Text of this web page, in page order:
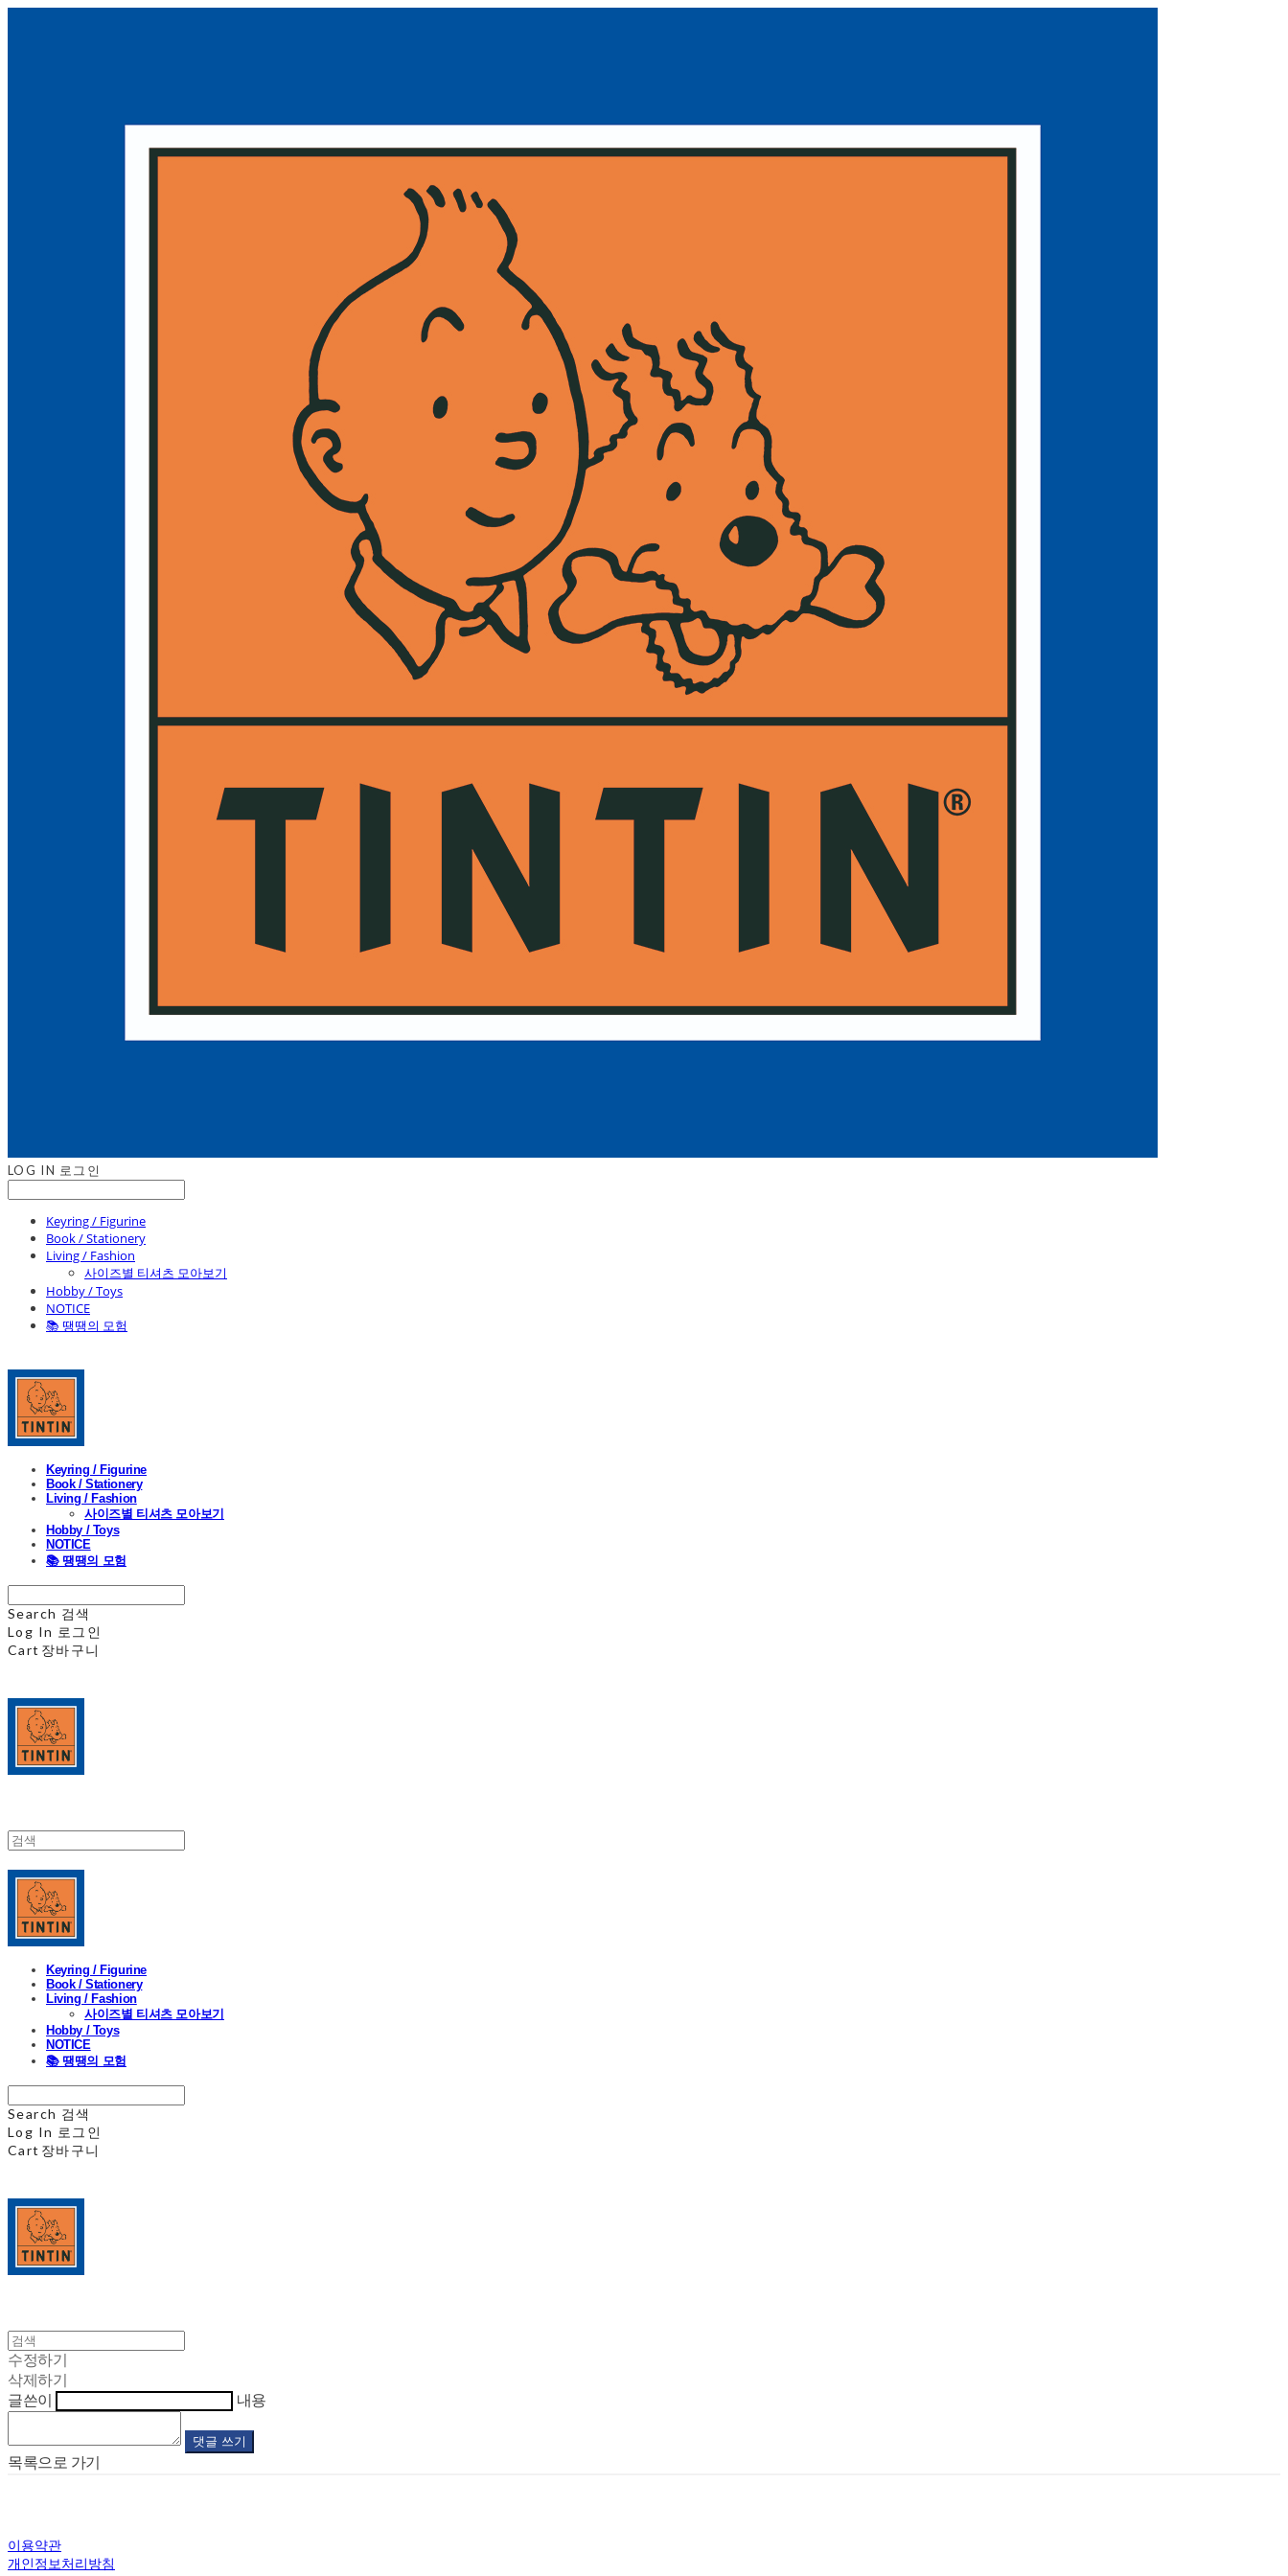
LOG IN 로그인
Keyring / Figurine
Book / Stationery
Living / Fashion
사이즈별 티셔츠 모아보기
Hobby / Toys
NOTICE
📚 땡땡의 모험
Keyring / Figurine
Book / Stationery
Living / Fashion
사이즈별 티셔츠 모아보기
Hobby / Toys
NOTICE
📚 땡땡의 모험
Search 검색
Log In 로그인
Cart 장바구니
Keyring / Figurine
Book / Stationery
Living / Fashion
사이즈별 티셔츠 모아보기
Hobby / Toys
NOTICE
📚 땡땡의 모험
Search 검색
Log In 로그인
Cart 장바구니
수정하기
삭제하기
글쓴이
내용
댓글 쓰기
목록으로 가기
이용약관
개인정보처리방침